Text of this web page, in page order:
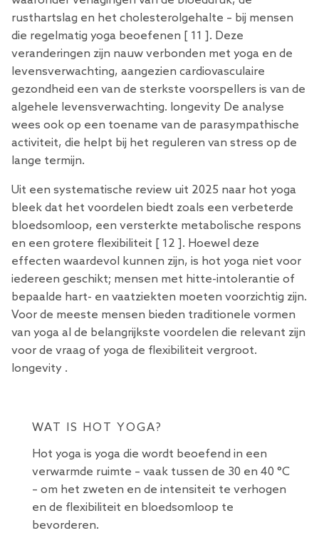
rusthartslag en het cholesterolgehalte – bij mensen
die regelmatig yoga beoefenen [ 11 ]. Deze
veranderingen zijn nauw verbonden met yoga en de
levensverwachting, aangezien cardiovasculaire
gezondheid een van de sterkste voorspellers is van de
algehele levensverwachting. longevity De analyse
wees ook op een toename van de parasympathische
activiteit, die helpt bij het reguleren van stress op de
lange termijn.
Uit een systematische review uit 2025 naar hot yoga
bleek dat het voordelen biedt zoals een verbeterde
bloedsomloop, een versterkte metabolische respons
en een grotere flexibiliteit [ 12 ]. Hoewel deze
effecten waardevol kunnen zijn, is hot yoga niet voor
iedereen geschikt; mensen met hitte-intolerantie of
bepaalde hart- en vaatziekten moeten voorzichtig zijn.
Voor de meeste mensen bieden traditionele vormen
van yoga al de belangrijkste voordelen die relevant zijn
voor de vraag of yoga de flexibiliteit vergroot.
longevity .
WAT IS HOT YOGA?
Hot yoga is yoga die wordt beoefend in een
verwarmde ruimte – vaak tussen de 30 en 40 °C
– om het zweten en de intensiteit te verhogen
en de flexibiliteit en bloedsomloop te
bevorderen.